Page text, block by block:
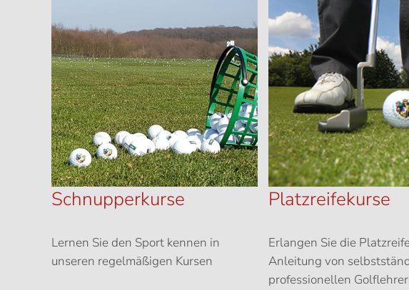
Schnupperkurse
Lernen Sie den Sport kennen in
unseren regelmäßigen Kursen
Platzreifekurse
Erlangen Sie die
Anleitung von
professionellen